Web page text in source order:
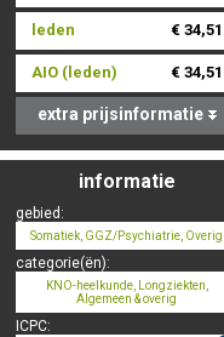
Zoek op kaart
Registreren
leden € 34,51
AIO (leden) € 34,51
extra prijsinformatie
informatie
gebied:
Somatiek, GGZ/Psychiatrie, Overig
categorie(ën):
KNO-heelkunde, Longziekten,
Algemeen & overig
ICPC: